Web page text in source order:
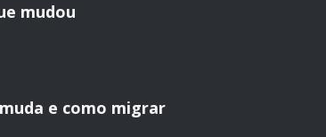
mudou
e como migrar